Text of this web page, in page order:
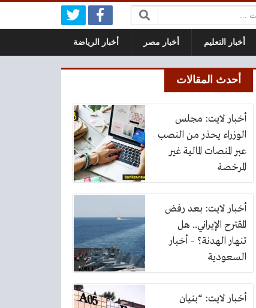
أخبار التعليم أخبار مصر أخبار الرياضة
أحدث المقالات
أخبار لايت: مجلس
الوزراء يحذر من النصب
عبر المنصات المالية غير
المرخصة
أخبار لايت: بعد رفض
المقترح الإيراني.. هل
تنهار الهدنة؟ – أخبار
السعودية
أخبار لايت: “بنيان